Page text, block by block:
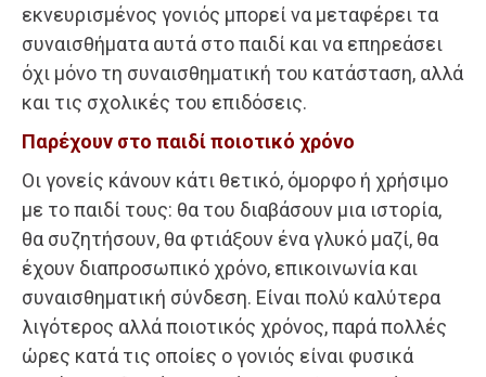
εκνευρισμένος γονιός μπορεί να μεταφέρει τα
συναισθήματα αυτά στο παιδί και να επηρεάσει
όχι μόνο τη συναισθηματική του κατάσταση, αλλά
και τις σχολικές του επιδόσεις.
Παρέχουν στο παιδί ποιοτικό χρόνο
Οι γονείς κάνουν κάτι θετικό, όμορφο ή χρήσιμο
με το παιδί τους: θα του διαβάσουν μια ιστορία,
θα συζητήσουν, θα φτιάξουν ένα γλυκό μαζί, θα
έχουν διαπροσωπικό χρόνο, επικοινωνία και
συναισθηματική σύνδεση. Είναι πολύ καλύτερα
λιγότερος αλλά ποιοτικός χρόνος, παρά πολλές
ώρες κατά τις οποίες ο γονιός είναι φυσικά